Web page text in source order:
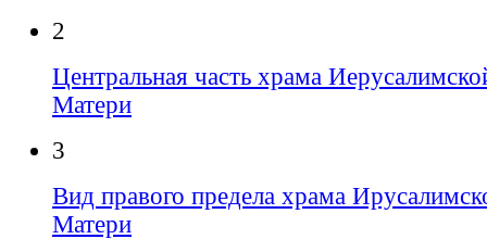
2
Центральная часть храма
Матери
3
Вид правого предела храма
Матери